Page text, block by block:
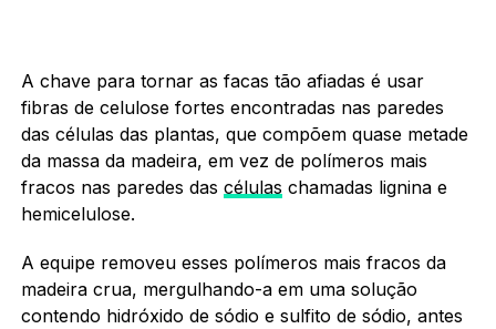
A chave para tornar as facas tão afiadas é usar
fibras de celulose fortes encontradas nas paredes
das células das plantas, que compõem quase metade
da massa da madeira, em vez de polímeros mais
fracos nas paredes das células chamadas lignina e
hemicelulose.
A equipe removeu esses polímeros mais fracos da
madeira crua, mergulhando-a em uma solução
contendo hidróxido de sódio e sulfito de sódio, antes